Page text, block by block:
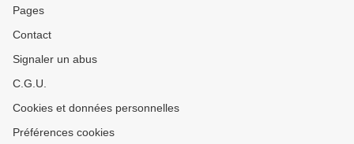
Pages
Contact
Signaler un abus
C.G.U.
Cookies et données personnelles
Préférences cookies